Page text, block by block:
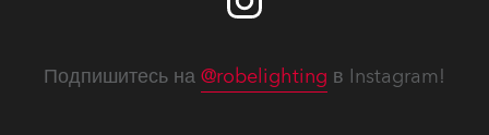
Подпишитесь на @robelighting в Instagram!